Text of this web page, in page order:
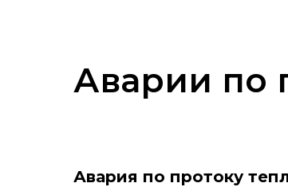
Аварии по
Авария по протоку